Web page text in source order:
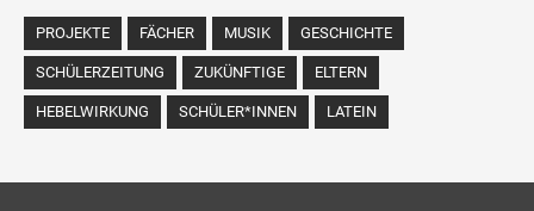
PROJEKTE FÄCHER MUSIK GESCHICHTE
SCHÜLERZEITUNG ZUKÜNFTIGE ELTERN
HEBELWIRKUNG SCHÜLER*INNEN LATEIN